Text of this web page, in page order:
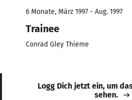
6 Monate, März 1997 - Aug. 1997
Trainee
Conrad Gley Thieme
Logg Dich jetzt ein, um
sehen.